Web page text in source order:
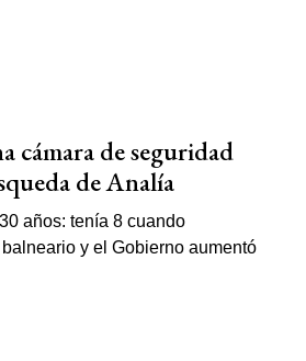
cámara de seguridad
de Analía